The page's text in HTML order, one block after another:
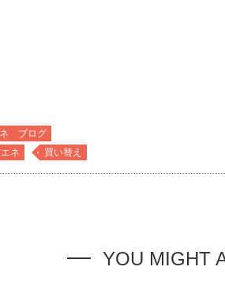
ブログ
ネ 買い替え
YOU MIGHT